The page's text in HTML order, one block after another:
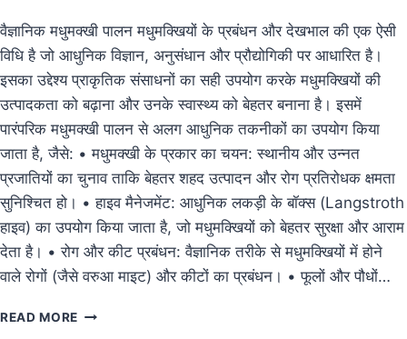
वैज्ञानिक मधुमक्खी पालन मधुमक्खियों के प्रबंधन और देखभाल की एक ऐसी
विधि है जो आधुनिक विज्ञान, अनुसंधान और प्रौद्योगिकी पर आधारित है।
इसका उद्देश्य प्राकृतिक संसाधनों का सही उपयोग करके मधुमक्खियों की
उत्पादकता को बढ़ाना और उनके स्वास्थ्य को बेहतर बनाना है। इसमें
पारंपरिक मधुमक्खी पालन से अलग आधुनिक तकनीकों का उपयोग किया
जाता है, जैसे: • मधुमक्खी के प्रकार का चयन: स्थानीय और उन्नत
प्रजातियों का चुनाव ताकि बेहतर शहद उत्पादन और रोग प्रतिरोधक क्षमता
सुनिश्चित हो। • हाइव मैनेजमेंट: आधुनिक लकड़ी के बॉक्स (Langstroth
हाइव) का उपयोग किया जाता है, जो मधुमक्खियों को बेहतर सुरक्षा और आराम
देता है। • रोग और कीट प्रबंधन: वैज्ञानिक तरीके से मधुमक्खियों में होने
वाले रोगों (जैसे वरुआ माइट) और कीटों का प्रबंधन। • फूलों और पौधों…
READ MORE वैज्ञानिक